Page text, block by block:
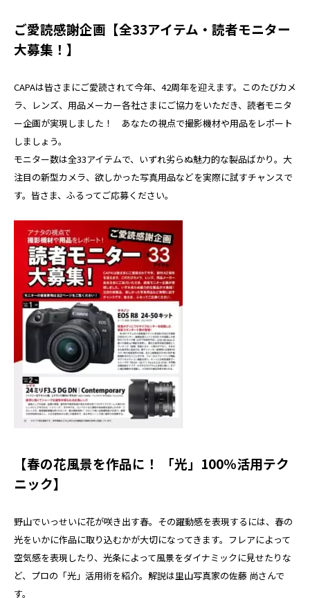
ご愛読感謝企画【全33アイテム・読者モニター
大募集！】
CAPAは皆さまにご愛読されて今年、42周年を迎えます。このたびカメ
ラ、レンズ、用品メーカー各社さまにご協力をいただき、読者モニタ
ー企画が実現しました！ あなたの視点で撮影機材や用品をレポート
しましょう。
モニター数は全33アイテムで、いずれ劣らぬ魅力的な製品ばかり。大
注目の新型カメラ、欲しかった写真用品などを実際に試すチャンスで
す。皆さま、ふるってご応募ください。
【春の花風景を作品に！ 「光」100％活用テク
ニック】
野山でいっせいに花が咲き出す春。その躍動感を表現するには、春の
光をいかに作品に取り込むかが大切になってきます。フレアによって
空気感を表現したり、光条によって風景をダイナミックに見せたりな
ど、プロの「光」活用術を紹介。解説は里山写真家の佐藤 尚さんで
す。